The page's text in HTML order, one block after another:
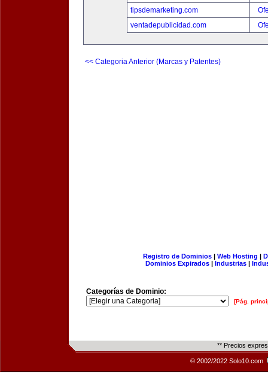
tipsdemarketing.com
ventadepublicidad.com
<< Categoria Anterior (Marcas y Patentes)
Registro de Dominios| Web Hosting |
Dominios Expirados | Industrias |
Categorías de Dominio:
[Pág.
** Precios
© 2002/2022 Solo10.com